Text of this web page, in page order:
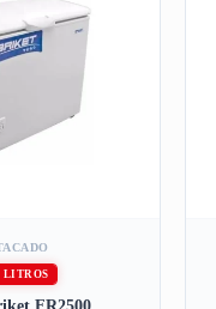
LITROS